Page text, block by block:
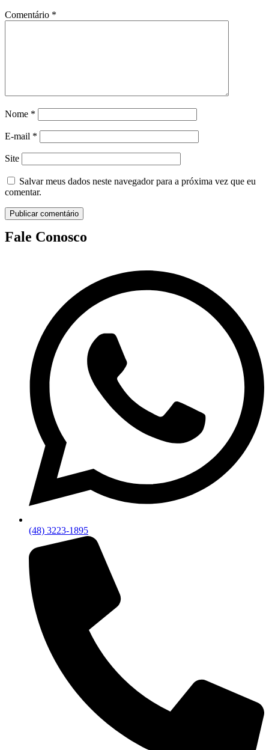
Comentário *
Nome *
E-mail *
Site
Salvar meus dados neste navegador para a próxima vez que eu
comentar.
Fale Conosco
(48) 3223-1895